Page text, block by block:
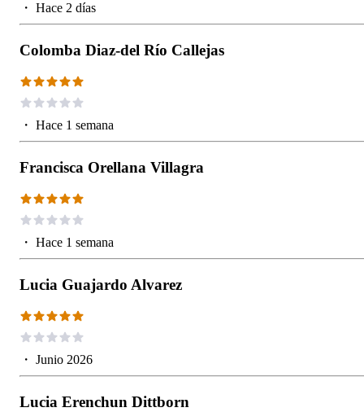
・ Hace 2 días
Colomba Diaz-del Río Callejas
・ Hace 1 semana
Francisca Orellana Villagra
・ Hace 1 semana
Lucia Guajardo Alvarez
・ Junio 2026
Lucia Erenchun Dittborn